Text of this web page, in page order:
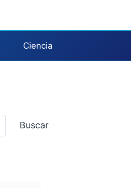
Ciencia
Buscar